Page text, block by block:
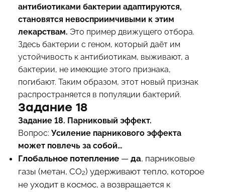
антибиотиками бактерии адаптируются,
становятся невосприимчивыми к этим
лекарствам. Это пример движущего отбора.
Здесь бактерии с геном, который даёт им
устойчивость к антибиотикам, выживают, а
бактерии, не имеющие этого признака,
погибают. Таким образом, этот новый признак
распространяется в популяции бактерий.
Задание 18
Задание 18. Парниковый эффект.
Вопрос: Усиление парникового эффекта
может повлечь за собой…
Глобальное потепление— да, парниковые
газы (метан, CO₂) удерживают тепло, которое
не уходит в космос, а возвращается к